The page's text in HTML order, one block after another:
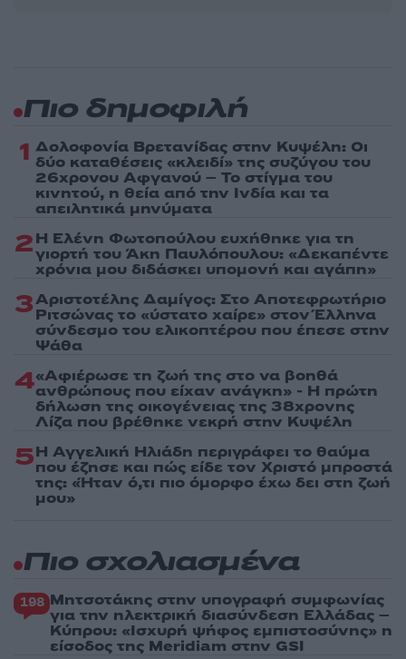
Πιο δημοφιλή
1 Δολοφονία Βρετανίδας στην Κυψέλη: Οι
δύο καταθέσεις «κλειδί» της συζύγου του
26χρονου Αφγανού – Το στίγμα του
κινητού, η θεία από την Ινδία και τα
απειλητικά μηνύματα
2Η Ελένη Φωτοπούλου ευχήθηκε για τη
γιορτή του Άκη Παυλόπουλου: «Δεκαπέντε
χρόνια μου διδάσκει υπομονή και αγάπη»
3Αριστοτέλης Δαμίγος: Στο Αποτεφρωτήριο
Ριτσώνας το «ύστατο χαίρε» στον Έλληνα
σύνδεσμο του ελικοπτέρου που έπεσε στην
Ψάθα
4«Αφιέρωσε τη ζωή της στο να βοηθά
ανθρώπους που είχαν ανάγκη» - Η πρώτη
δήλωση της οικογένειας της 38χρονης
Λίζα που βρέθηκε νεκρή στην Κυψέλη
5Η Αγγελική Ηλιάδη περιγράφει το θαύμα
που έζησε και πώς είδε τον Χριστό μπροστά
της: «Ήταν ό,τι πιο όμορφο έχω δει στη ζωή
μου»
Πιο σχολιασμένα
198 Μητσοτάκης στην υπογραφή συμφωνίας
για την ηλεκτρική διασύνδεση Ελλάδας –
Κύπρου: «Ισχυρή ψήφος εμπιστοσύνης» η
είσοδος της Meridiam στην GSI